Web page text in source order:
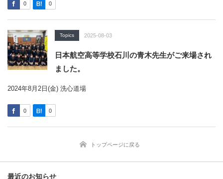
0 0
Topics 2025-08-03
日本航空高等学校石川の青木先生がご来場され
ました。
2024年8月2日(金) 洗心道場
0 0
トップページに戻る
最近のお知らせ